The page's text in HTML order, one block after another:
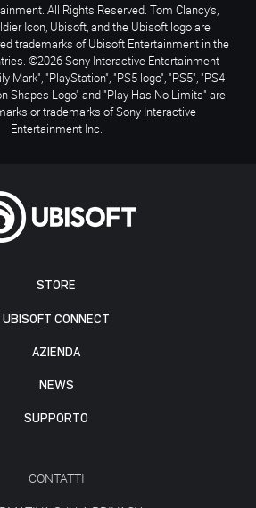
STORE
UBISOFT CONNECT
AZIENDA
NEWS
SUPPORTO
CONTATTI
All Rights Reserved. Tom Clancy’s,
Icon, Ubisoft, and the Ubisoft logo are
trademarks of Ubisoft Entertainment in the
©2026 Sony Interactive Entertainment
Mark", "PlayStation", "PS5 logo", "PS5", "PS4
Shapes Logo" and "Play Has No Limits" are
or trademarks of Sony Interactive
Entertainment Inc.